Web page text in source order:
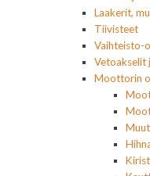
Laakerit,
Tiivisteet
Vaihteisto-
Vetoakselit
Moottorin